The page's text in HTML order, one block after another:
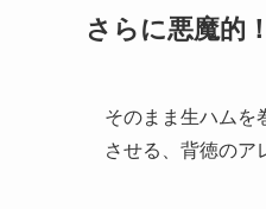
さらに悪魔的
そのまま生ハムを
させる、背徳のア